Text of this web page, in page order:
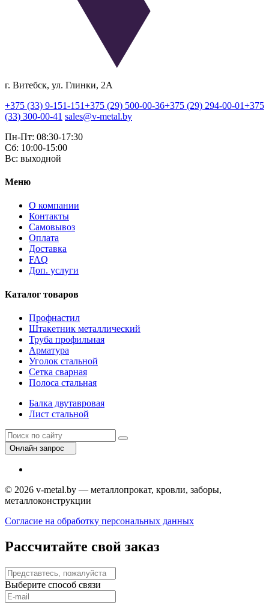
г. Витебск, ул. Глинки, 2А
+375 (33) 9-151-151+375 (29) 500-00-36+375 (29) 294-00-01+375
(33) 300-00-41 sales@v-metal.by
Пн-Пт: 08:30-17:30
Cб: 10:00-15:00
Вс: выходной
Меню
О компании
Контакты
Самовывоз
Оплата
Доставка
FAQ
Доп. услуги
Каталог товаров
Профнастил
Штакетник металлический
Труба профильная
Арматура
Уголок стальной
Сетка сварная
Полоса стальная
Балка двутавровая
Лист стальной
Онлайн запрос
© 2026 v-metal.by — металлопрокат, кровли, заборы,
металлоконструкции
Согласие на обработку персональных данных
Рассчитайте свой заказ
Выберите способ связи